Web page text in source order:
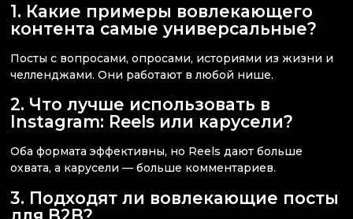
1. Какие примеры вовлекающего
контента самые универсальные?
Посты с вопросами, опросами, историями из жизни и
челленджами. Они работают в любой нише.
2. Что лучше использовать в
Instagram: Reels или карусели?
Оба формата эффективны, но Reels дают больше
охвата, а карусели — больше комментариев.
3. Подходят ли вовлекающие посты